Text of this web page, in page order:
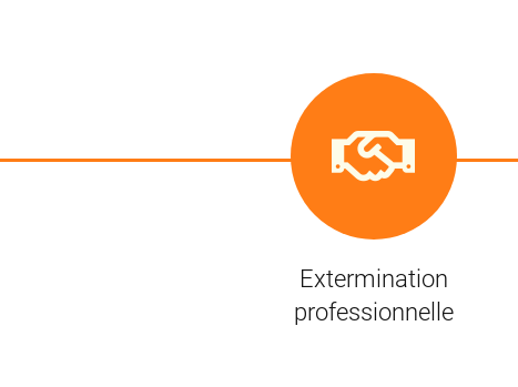
Extermination
professionnelle